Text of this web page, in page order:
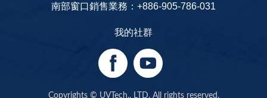
南部窗口銷售業務：+886-905-786-031
我的社群
Copyrights © UVTech., LTD. All rights reserved.